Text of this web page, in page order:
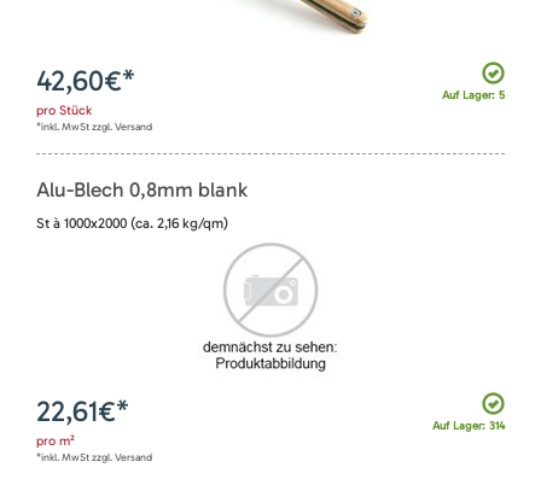
Auf Lager: 5
42,60€*
pro Stück
*inkl. MwSt zzgl. Versand
Alu-Blech 0,8mm blank
St à 1000x2000 (ca. 2,16 kg/qm)
Auf Lager: 314
22,61€*
pro m²
*inkl. MwSt zzgl. Versand